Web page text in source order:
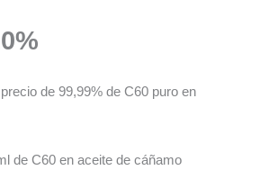
de 99,99% de C60 puro en
de C60 en aceite de cáñamo